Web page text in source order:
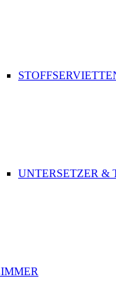
UNTERSETZER &